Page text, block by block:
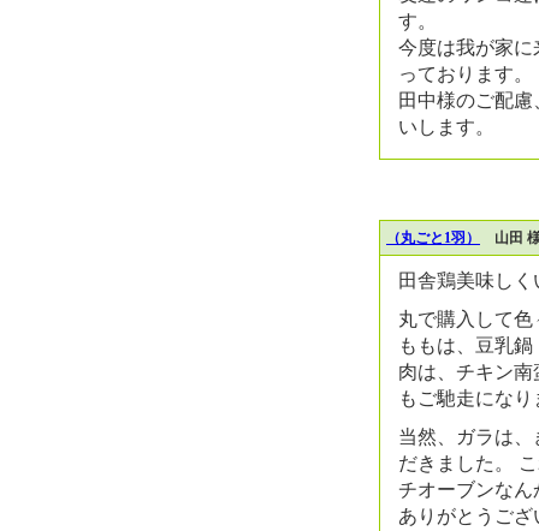
す。
今度は我が家
っております。
田中様のご配
いします。
（丸ごと1羽） 山田
田舎鶏美味し
丸で購入して
ももは、豆乳
肉は、チキン
もご馳走にな
当然、ガラは
だきました。
チオーブンな
ありがとうござ